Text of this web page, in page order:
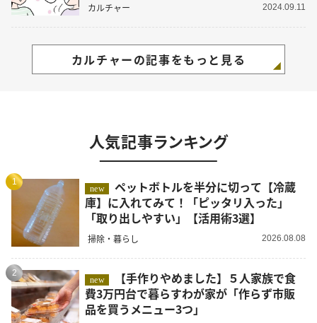
カルチャー 2024.09.11
カルチャーの記事をもっと見る
人気記事ランキング
1
new
ペットボトルを半分に切って【冷蔵
庫】に入れてみて！「ピッタリ入った」
「取り出しやすい」【活用術3選】
掃除・暮らし 2026.08.08
2
new
費3万円台で暮らすわが家が「作らず市販
品を買うメニュー3つ」